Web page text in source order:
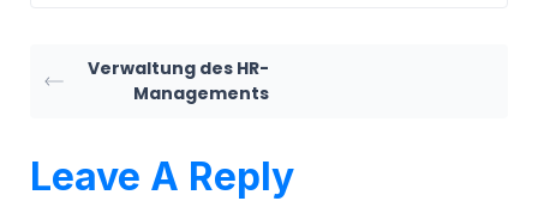
Verwaltung des HR-
Managements
Leave A Reply